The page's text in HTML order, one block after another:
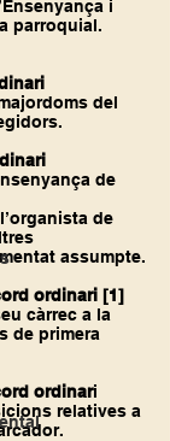
i
parroquial.
del
de
de
assumpte.
ordinari [1]
càrrec a la
de primera
ordinari
relatives a